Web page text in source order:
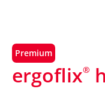
Premium
ergoflix®